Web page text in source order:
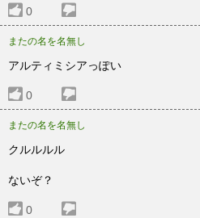
0
またの名を名無し
アルティミシアっぽい
0
またの名を名無し
クルルルル
ないぞ？
0